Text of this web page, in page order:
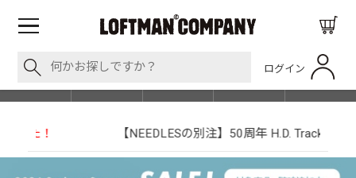
ログイン
SHOP LIST
【NEEDLESの別注】50周年 H.D. Track Pant